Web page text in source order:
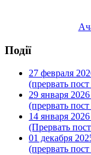
Події
27 февраля
(прервать
29 января
(прервать
14 января
(Прервать
01 декабря
(прервать